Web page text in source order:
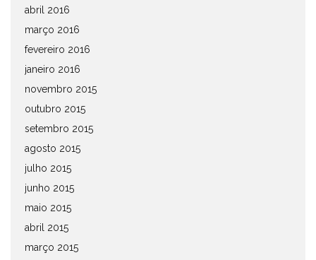
abril 2016
março 2016
fevereiro 2016
janeiro 2016
novembro 2015
outubro 2015
setembro 2015
agosto 2015
julho 2015
junho 2015
maio 2015
abril 2015
março 2015